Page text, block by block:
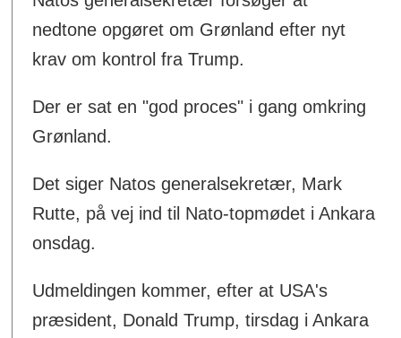
nedtone opgøret om Grønland efter nyt
krav om kontrol fra Trump.
Der er sat en "god proces" i gang omkring
Grønland.
Det siger Natos generalsekretær, Mark
Rutte, på vej ind til Nato-topmødet i Ankara
onsdag.
Udmeldingen kommer, efter at USA's
præsident, Donald Trump, tirsdag i Ankara